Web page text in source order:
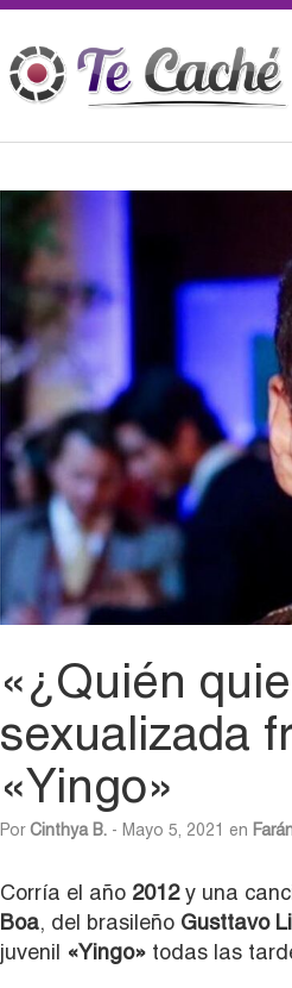
«¿Quién
sexualizada
«Yingo»
PorCinthya B. - Mayo 5, 2021 en
Corría el año 2012y una
Boa, del brasileño Gusttavo
juvenil «Yingo» todas las